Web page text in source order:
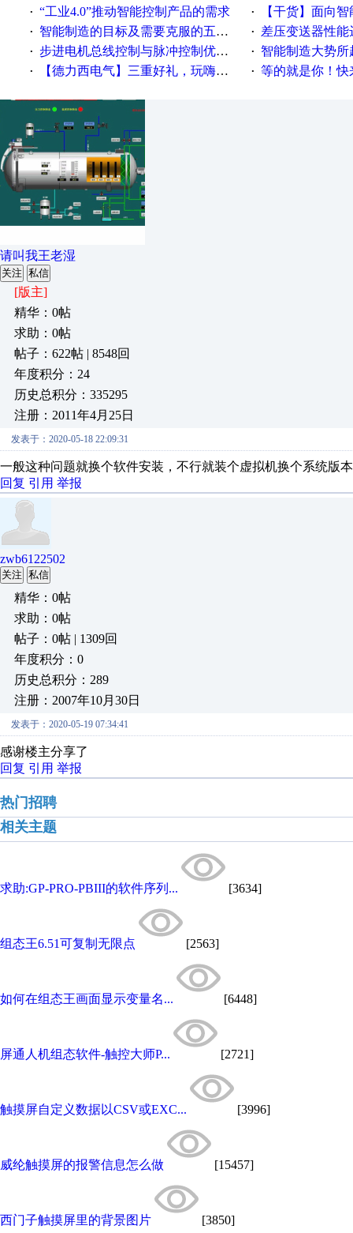
· “工业4.0”推动智能控制产品的需求 · 【干货】面向
· 智能制造的目标及需要克服的五个障碍 · 差压变送器性能达
· 步进电机总线控制与脉冲控制优缺点 · 智能制造大势所趋
· 【德力西电气】三重好礼，玩嗨夏日！ · 等的就是你！快来
请叫我王老湿
关注 私信
[版主]
精华：0帖
求助：0帖
帖子：622帖 | 8548回
年度积分：24
历史总积分：335295
注册：2011年4月25日
发表于：2020-05-18 22:09:31
一般这种问题就换个软件安装，不行就装个虚拟机换个系统版
回复 引用 举报
zwb6122502
关注 私信
精华：0帖
求助：0帖
帖子：0帖 | 1309回
年度积分：0
历史总积分：289
注册：2007年10月30日
发表于：2020-05-19 07:34:41
感谢楼主分享了
回复 引用 举报
热门招聘
相关主题
求助:GP-PRO-PBIII的软件序列... [3634]
组态王6.51可复制无限点 [2563]
如何在组态王画面显示变量名... [6448]
屏通人机组态软件-触控大师P... [2721]
触摸屏自定义数据以CSV或EXC... [3996]
威纶触摸屏的报警信息怎么做 [15457]
西门子触摸屏里的背景图片 [3850]